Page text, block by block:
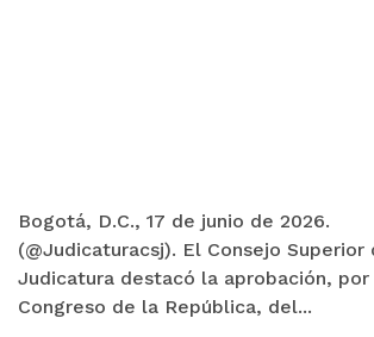
Bogotá, D.C., 17 de junio de 2026.
(@Judicaturacsj). El Consejo Superior
Judicatura destacó la aprobación,
Congreso de la República, del...